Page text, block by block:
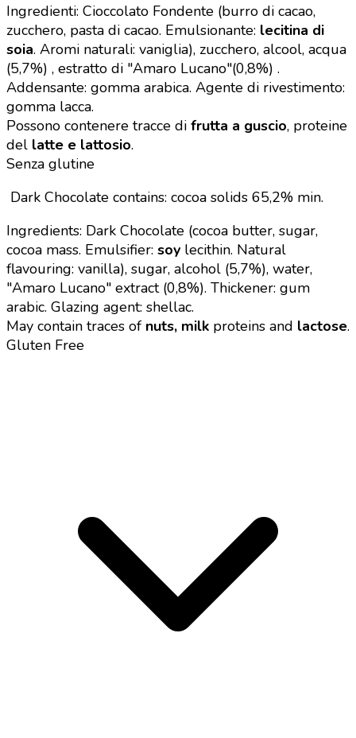
Ingredienti: Cioccolato Fondente (burro di cacao,
zucchero, pasta di cacao. Emulsionante: lecitina di
soia. Aromi naturali: vaniglia), zucchero, alcool, acqua
(5,7%) , estratto di "Amaro Lucano"(0,8%) .
Addensante: gomma arabica. Agente di rivestimento:
gomma lacca.
Possono contenere tracce di frutta a guscio, proteine
del latte e lattosio.
Senza glutine
Dark Chocolate contains: cocoa solids 65,2% min.
Ingredients: Dark Chocolate (cocoa butter, sugar,
cocoa mass. Emulsifier: soy lecithin. Natural
flavouring: vanilla), sugar, alcohol (5,7%), water,
"Amaro Lucano" extract (0,8%). Thickener: gum
arabic. Glazing agent: shellac.
May contain traces of nuts, milk proteins and lactose.
Gluten Free